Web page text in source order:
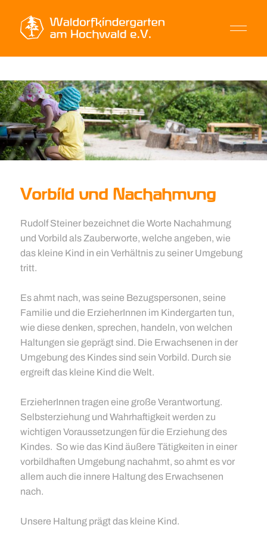
Vorbild und Nachahmung
Rudolf Steiner bezeichnet die Worte Nachahmung
und Vorbild als Zauberworte, welche angeben, wie
das kleine Kind in ein Verhältnis zu seiner Umgebung
tritt.
Es ahmt nach, was seine Bezugspersonen, seine
Familie und die ErzieherInnen im Kindergarten tun,
wie diese denken, sprechen, handeln, von welchen
Haltungen sie geprägt sind. Die Erwachsenen in der
Umgebung des Kindes sind sein Vorbild. Durch sie
ergreift das kleine Kind die Welt.
ErzieherInnen tragen eine große Verantwortung.
Selbsterziehung und Wahrhaftigkeit werden zu
wichtigen Voraussetzungen für die Erziehung des
Kindes. So wie das Kind äußere Tätigkeiten in einer
vorbildhaften Umgebung nachahmt, so ahmt es vor
allem auch die innere Haltung des Erwachsenen
nach.
Unsere Haltung prägt das kleine Kind.